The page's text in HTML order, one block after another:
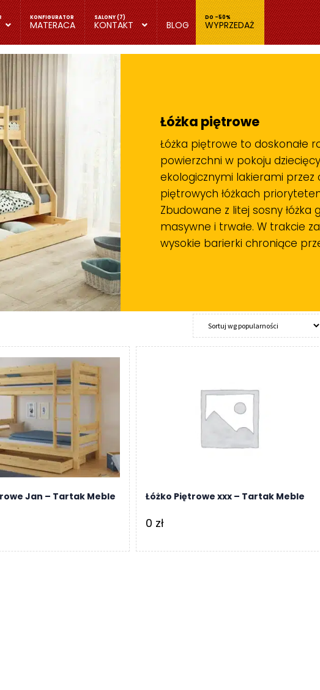
MATERACA KONTAKT BLOG WYPRZEDAŻ
Łóżka piętrowe
Łóżka piętrowe to doskonałe
powierzchni w pokoju
ekologicznymi lakierami
piętrowych łóżkach
Zbudowane z litej sosny łóżka
masywne i trwałe. W trakcie
wysokie barierki chroniące
Jan – Tartak Meble Łóżko Piętrowe xxx – Tartak Meble
0 zł